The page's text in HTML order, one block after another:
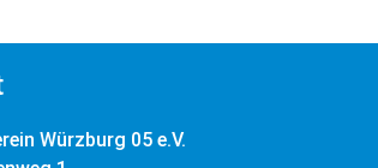
Würzburg 05 e.V.